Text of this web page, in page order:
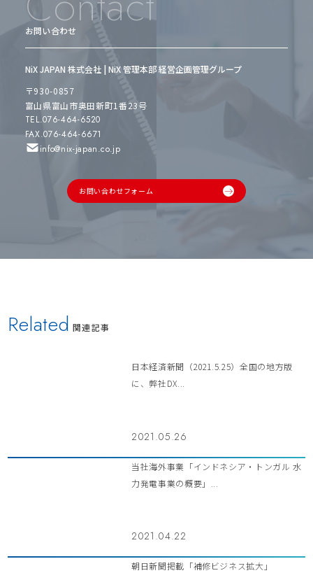
お問い合わせ
NiX JAPAN 株式会社 | NiX 管理本部 経営企画管理グループ
〒930-0857
富山県富山市奥田新町1番23号
TEL.076-464-6520
FAX.076-464-6671
info@nix-japan.co.jp
お問い合わせフォーム
Related 関連記事
日本経済新聞（2021.5.25）全国の地方版
に、弊社DX...
2021.05.26
当社海外事業「インドネシア・トンガル 水
力発電事業の概要」...
2021.04.22
朝日新聞掲載「補修ビジネス拡大」